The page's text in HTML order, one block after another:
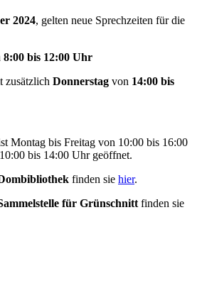
2024, gelten neue Sprechzeiten für die
8:00 bis 12:00 Uhr
zusätzlich Donnerstag von 14:00 bis
Montag bis Freitag von 10:00 bis 16:00
bis 14:00 Uhr geöffnet.
finden sie hier.
für Grünschnitt finden sie